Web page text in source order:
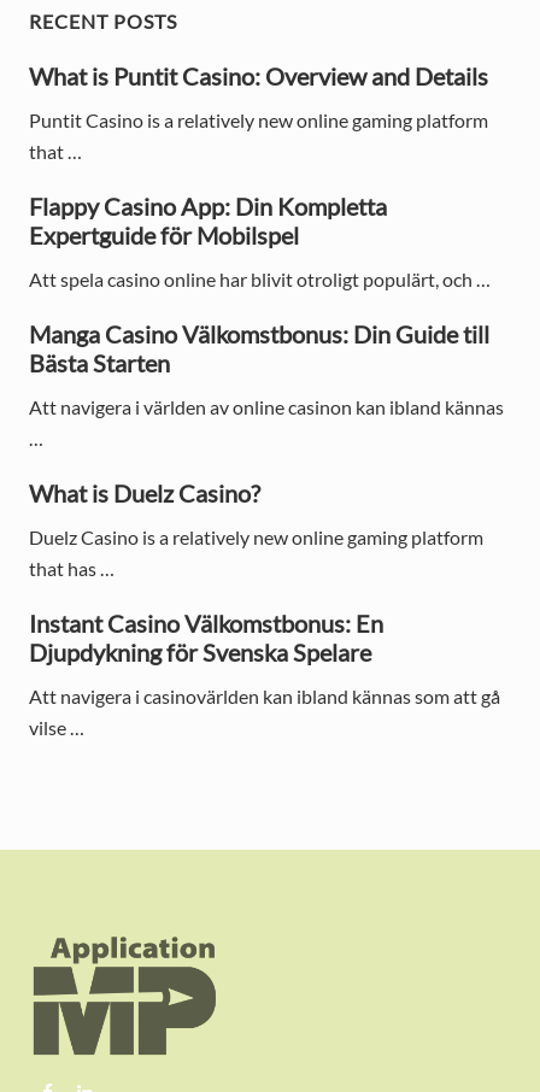
P
s
:
P
s
:
P
r
i
m
a
r
y
S
i
d
e
b
a
r
RECENT POSTS
What is Puntit Casino: Overview and Details
Puntit Casino is a relatively new online gaming platform
that …
Flappy Casino App: Din Kompletta
Expertguide för Mobilspel
Att spela casino online har blivit otroligt populärt, och …
Manga Casino Välkomstbonus: Din Guide till
Bästa Starten
Att navigera i världen av online casinon kan ibland kännas
…
What is Duelz Casino?
Duelz Casino is a relatively new online gaming platform
that has …
Instant Casino Välkomstbonus: En
Djupdykning för Svenska Spelare
Att navigera i casinovärlden kan ibland kännas som att gå
vilse …